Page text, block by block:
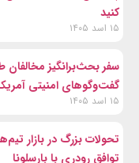
کنید
۱۵ اسد ۱۴۰۵
سفر بحث‌برانگیز مخالفان
گفت‌وگوهای امنیتی
۱۵ اسد ۱۴۰۵
تحولات بزرگ در بازار
توافق رودری با بارسلونا